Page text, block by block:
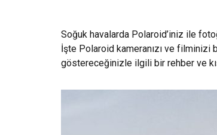
Soğuk havalarda Polaroid’iniz ile
İşte Polaroid kameranızı ve filminizi
göstereceğinizle ilgili bir rehber ve